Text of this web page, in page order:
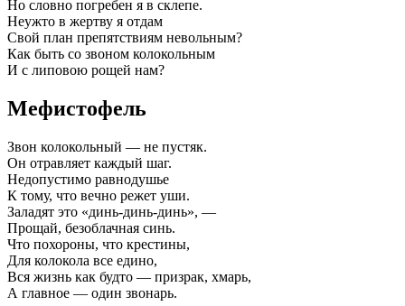
Но словно погребен я в склепе.
Неужто в жертву я отдам
Свой план препятствиям невольным?
Как быть со звоном колокольным
И с липовою рощей нам?
Мефистофель
Звон колокольный — не пустяк.
Он отравляет каждый шаг.
Недопустимо равнодушье
К тому, что вечно режет уши.
Заладят это «динь-динь-динь», —
Прощай, безоблачная синь.
Что похороны, что крестины,
Для колокола все едино,
Вся жизнь как будто — призрак, хмарь,
А главное — один звонарь.